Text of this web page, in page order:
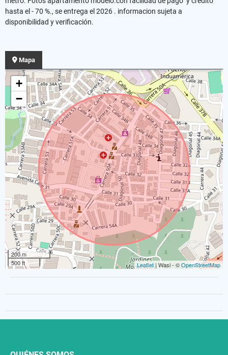
hasta el - 70 %., se entrega el 2026 . informacion sujeta a
disponibilidad y verificación.
Mapa
+
−
200 m
500 ft
Leaflet| Wasi - ©OpenStreetMap